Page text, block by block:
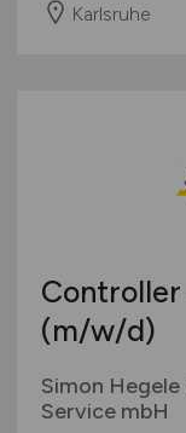
Karlsruhe
(m/w/d)
Simon
Service mbH